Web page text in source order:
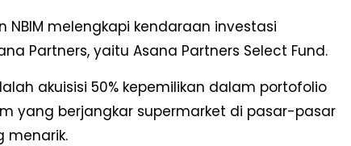
melengkapi kendaraan investasi
Partners, yaitu Asana Partners Select Fund.
akuisisi 50% kepemilikan dalam portofolio
yang berjangkar supermarket di pasar-pasar
menarik.